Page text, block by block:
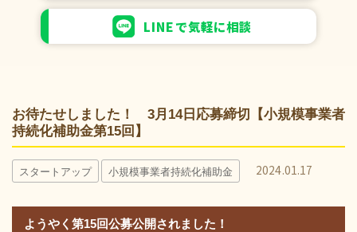
LINEで気軽に相談
お待たせしました！ 3月14日応募締切【小規模事業者
持続化補助金第15回】
スタートアップ 小規模事業者持続化補助金 2024.01.17
ようやく第15回公募公開されました！